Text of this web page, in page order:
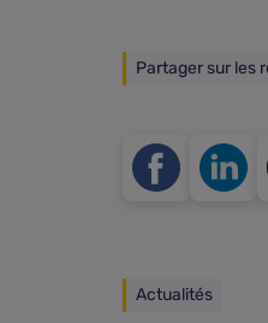
Partager sur les
Actualités